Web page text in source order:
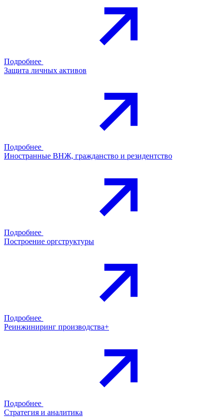
Подробнее
Защита личных активов
Подробнее
Иностранные ВНЖ, гражданство и резидентство
Подробнее
Построение оргструктуры
Подробнее
Реинжиниринг производства+
Подробнее
Стратегия и аналитика